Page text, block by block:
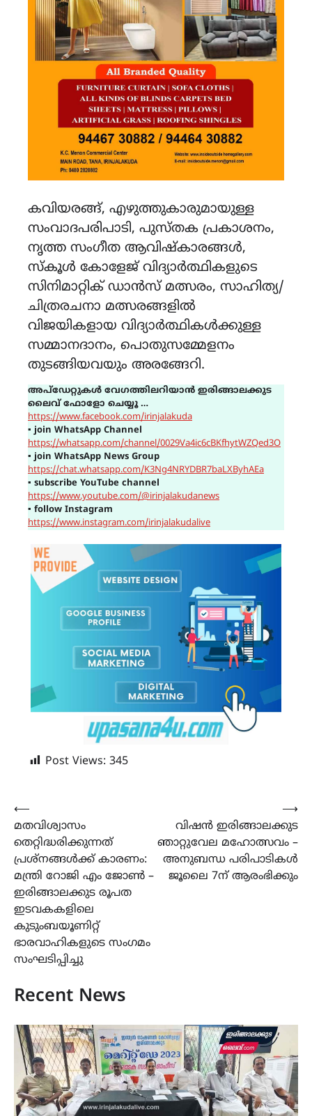
കവിയരങ്ങ്, എഴുത്തുകാരുമായുള്ള
സംവാദപരിപാടി, പുസ്തക പ്രകാശനം,
നൃത്ത സംഗീത ആവിഷ്കാരങ്ങൾ,
സ്കൂൾ കോളേജ് വിദ്യാർത്ഥികളുടെ
സിനിമാറ്റിക് ഡാൻസ് മത്സരം, സാഹിത്യ/
ചിത്രരചനാ മത്സരങ്ങളിൽ
വിജയികളായ വിദ്യാർത്ഥികൾക്കുള്ള
സമ്മാനദാനം, പൊതുസമ്മേളനം
തുടങ്ങിയവയും അരങ്ങേറി.
അപ്ഡേറ്റുകൾ വേഗത്തിലറിയാൻ ഇരിങ്ങാലക്കുട
ലൈവ് ഫോളോ ചെയ്യൂ …
https://www.facebook.com/irinjalakuda
▪join WhatsApp Channel
https://whatsapp.com/channel/0029Va4ic6cBKfhytWZQed3O
▪join WhatsApp News Group
https://chat.whatsapp.com/K3Ng4NRYDBR7baLXByhAEa
▪ subscribe YouTube channel
https://www.youtube.com/@irinjalakudanews
▪ follow Instagram
https://www.instagram.com/irinjalakudalive
Post Views: 345
Post
navigation
⟵
മതവിശ്വാസം
തെറ്റിദ്ധരിക്കുന്നത്
പ്രശ്‌നങ്ങൾക്ക് കാരണം:
മന്ത്രി റോജി എം ജോൺ –
ഇരിങ്ങാലക്കുട രൂപത
ഇടവകകളിലെ
കുടുംബയൂണിറ്റ്
ഭാരവാഹികളുടെ സംഗമം
സംഘടിപ്പിച്ചു
വിഷൻ ഇരിങ്ങാലക്കുട
ഞാറ്റുവേല മഹോത്സവം –
അനുബന്ധ പരിപാടികൾ
ജൂലൈ 7ന് ആരംഭിക്കും
⟶
Recent News